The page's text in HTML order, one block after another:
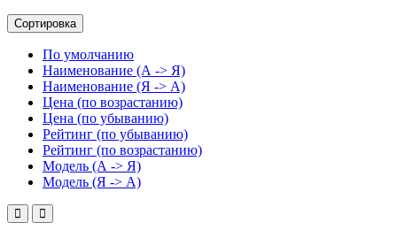
Сортировка
По умолчанию
Наименование (А -> Я)
Наименование (Я -> А)
Цена (по возрастанию)
Цена (по убыванию)
Рейтинг (по убыванию)
Рейтинг (по возрастанию)
Модель (А -> Я)
Модель (Я -> А)